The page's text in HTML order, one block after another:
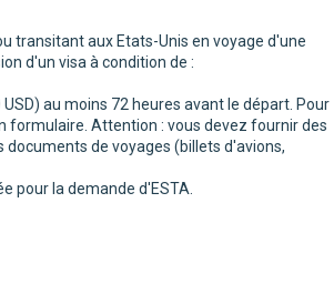
transitant aux Etats-Unis en voyage d'une
d'un visa à condition de :
au moins 72 heures avant le départ. Pour
formulaire. Attention : vous devez fournir des
de voyages (billets d'avions,
pour la demande d'ESTA.